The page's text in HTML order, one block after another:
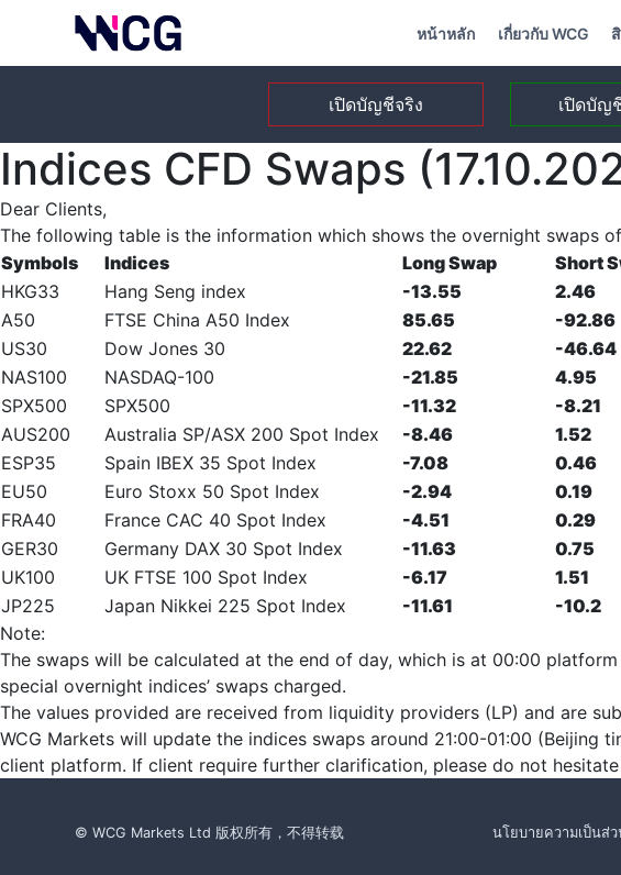
หน้าหลัก เกี่ยวกับ WCG
เปิดบัญชีจริง เปิดบัญ
Indices CFD Swaps
Dear Clients,
The following table is the information which shows the overnight swaps
Symbols
Indices Long Swap
Short
HKG33
Hang Seng index -13.55
2.46
A50
FTSE China A50 Index 85.65
-92.86
US30
Dow Jones 30 22.62
-46.64
NAS100
NASDAQ-100 -21.85
4.95
SPX500
SPX500 -11.32
-8.21
AUS200
Australia SP/ASX 200 Spot Index -8.46
1.52
ESP35
Spain IBEX 35 Spot Index -7.08
0.46
EU50
Euro Stoxx 50 Spot Index -2.94
0.19
FRA40
France CAC 40 Spot Index -4.51
0.29
GER30
Germany DAX 30 Spot Index -11.63
0.75
UK100
UK FTSE 100 Spot Index -6.17
1.51
JP225
Japan Nikkei 225 Spot Index -11.61
-10.2
Note:
The swaps will be calculated at the end of day, which is at 00:00
special overnight indices’ swaps charged.
The values provided are received from liquidity providers (LP) and are
WCG Markets will update the indices swaps around 21:00-01:00
client platform. If client require further clarification, please do not
© WCG Markets Ltd 版权所有，不得转载 นโยบายความเป็นส่